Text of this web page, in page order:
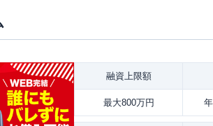
融資上限額
最大800万円